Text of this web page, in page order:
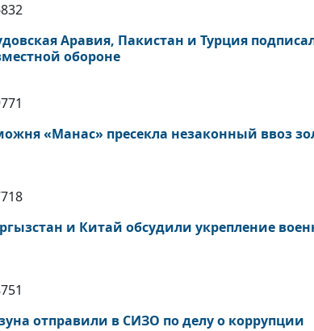
Аравия, Пакистан и Турция
обороне
«Манас» пресекла незаконный ввоз
и Китай обсудили укрепление
отправили в СИЗО по делу о коррупции